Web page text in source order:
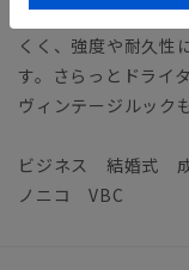
ール”を使用した「
くく、強度や耐久性
す。さらっとドライ
ヴィンテージルック
ビジネス 結婚式
ノニコ VBC